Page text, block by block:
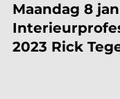
Maandag 8
2023 Rick